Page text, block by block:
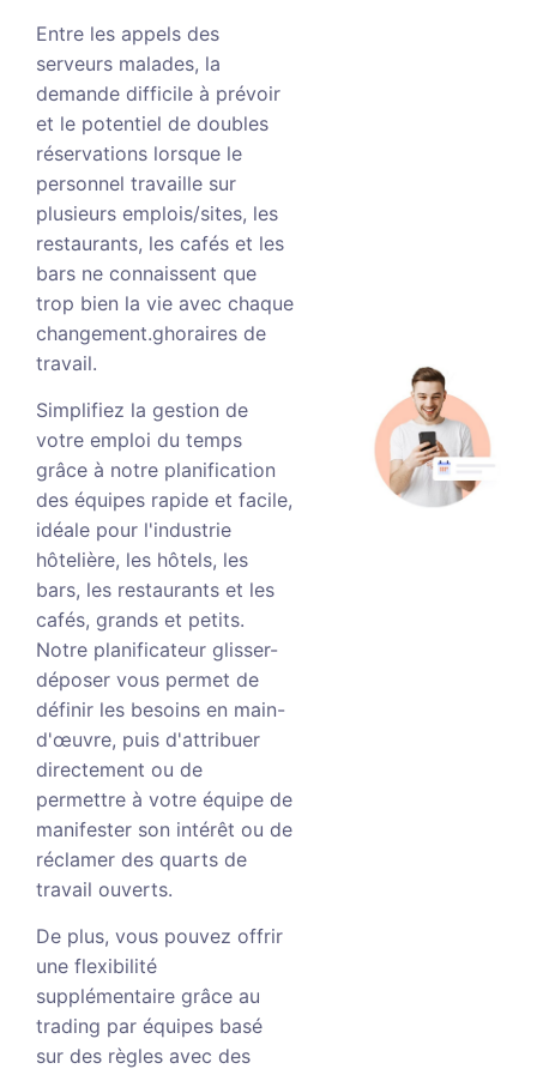
Entre les appels des
serveurs malades, la
demande difficile à prévoir
et le potentiel de doubles
réservations lorsque le
personnel travaille sur
plusieurs emplois/sites, les
restaurants, les cafés et les
bars ne connaissent que
trop bien la vie avec chaque
changement.ghoraires de
travail.
Simplifiez la gestion de
votre emploi du temps
grâce à notre planification
des équipes rapide et facile,
idéale pour l'industrie
hôtelière, les hôtels, les
bars, les restaurants et les
cafés, grands et petits.
Notre planificateur glisser-
déposer vous permet de
définir les besoins en main-
d'œuvre, puis d'attribuer
directement ou de
permettre à votre équipe de
manifester son intérêt ou de
réclamer des quarts de
travail ouverts.
De plus, vous pouvez offrir
une flexibilité
supplémentaire grâce au
trading par équipes basé
sur des règles avec des